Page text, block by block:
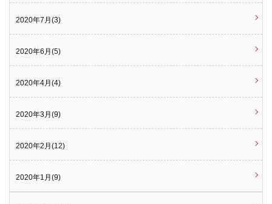
2020年7月(3)
2020年6月(5)
2020年4月(4)
2020年3月(9)
2020年2月(12)
2020年1月(9)